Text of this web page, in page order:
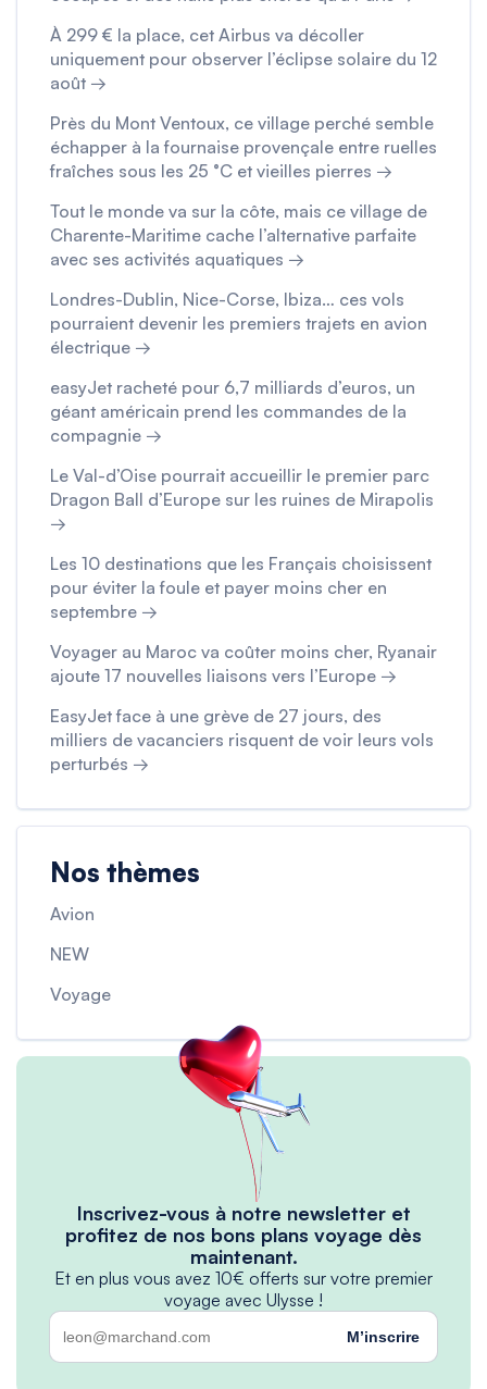
À 299 € la place, cet Airbus va décoller
uniquement pour observer l’éclipse solaire du 12
août →
Près du Mont Ventoux, ce village perché semble
échapper à la fournaise provençale entre ruelles
fraîches sous les 25 °C et vieilles pierres →
Tout le monde va sur la côte, mais ce village de
Charente-Maritime cache l’alternative parfaite
avec ses activités aquatiques →
Londres-Dublin, Nice-Corse, Ibiza… ces vols
pourraient devenir les premiers trajets en avion
électrique →
easyJet racheté pour 6,7 milliards d’euros, un
géant américain prend les commandes de la
compagnie →
Le Val-d’Oise pourrait accueillir le premier parc
Dragon Ball d’Europe sur les ruines de Mirapolis
→
Les 10 destinations que les Français choisissent
pour éviter la foule et payer moins cher en
septembre →
Voyager au Maroc va coûter moins cher, Ryanair
ajoute 17 nouvelles liaisons vers l’Europe →
EasyJet face à une grève de 27 jours, des
milliers de vacanciers risquent de voir leurs vols
perturbés →
Nos thèmes
Avion
NEW
Voyage
Inscrivez-vous à notre newsletter et
profitez de nos bons plans voyage dès
maintenant.
Et en plus vous avez 10€ offerts sur votre premier
voyage avec Ulysse !
M’inscrire